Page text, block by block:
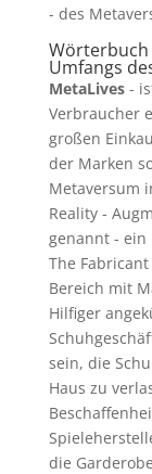
- des
Wörterbuch
Umfangs
MetaLives -
Verbraucher
großen
der Marken
Metaversum
Reality -
genannt - ein
The
Bereich mit
Hilfiger
sein, die
Haus zu
die